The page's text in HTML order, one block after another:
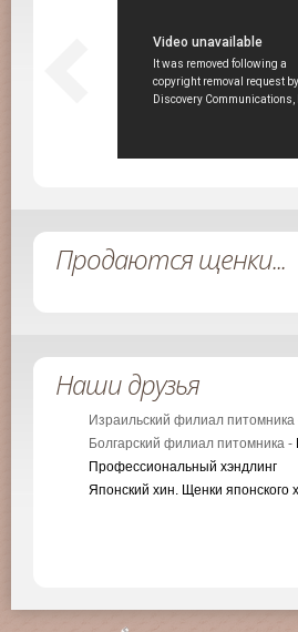
Продаются щенки...
Наши друзья
Израильский филиал питомника
Болгарский филиал питомника -
Профессиональный хэндлинг
Японский хин. Щенки японского